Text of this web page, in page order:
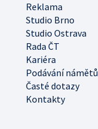
Reklama
Studio Brno
Studio Ostrava
Rada ČT
Kariéra
Podávání námětů
Časté dotazy
Kontakty